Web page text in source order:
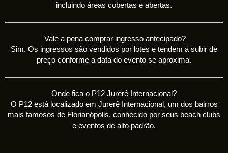
incluindo áreas cobertas e abertas.
Vale a pena comprar ingresso antecipado?
Sim. Os ingressos são vendidos por lotes e tendem a subir de
preço conforme a data do evento se aproxima.
Onde fica o P12 Jurerê Internacional?
O P12 está localizado em Jurerê Internacional, um dos bairros
mais famosos de Florianópolis, conhecido por seus beach clubs
e eventos de alto padrão.